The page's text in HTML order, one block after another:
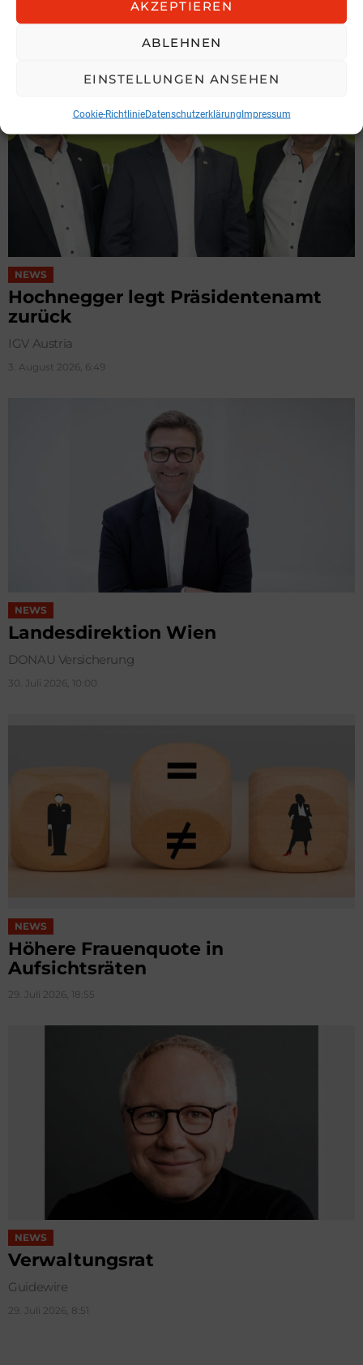
AKZEPTIEREN
ABLEHNEN
EINSTELLUNGEN ANSEHEN
Cookie-RichtlinieDatenschutzerklärungImpressum
NEWS
Hochnegger legt Präsidentenamt
zurück
IGV Austria
3. August 2026, 6:49
NEWS
Landesdirektion Wien
DONAU Versicherung
30. Juli 2026, 10:00
NEWS
Höhere Frauenquote in
Aufsichtsräten
29. Juli 2026, 18:55
NEWS
Verwaltungsrat
Guidewire
29. Juli 2026, 8:51